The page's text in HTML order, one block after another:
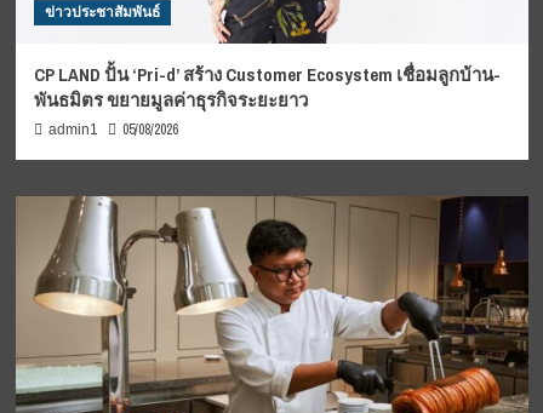
ข่าวประชาสัมพันธ์
CP LAND ปั้น ‘Pri-d’ สร้าง Customer Ecosystem เชื่อมลูกบ้าน-
พันธมิตร ขยายมูลค่าธุรกิจระยะยาว
admin1 05/08/2026